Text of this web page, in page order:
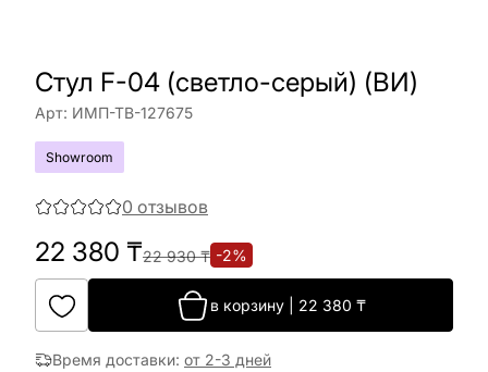
Стул F-04 (светло-серый) (ВИ)
Арт: ИМП-ТВ-127675
Showroom
0 отзывов
22 380 ₸22 930₸ -2%
в корзину 22 380 ₸
Время доставки: от 2-3 дней